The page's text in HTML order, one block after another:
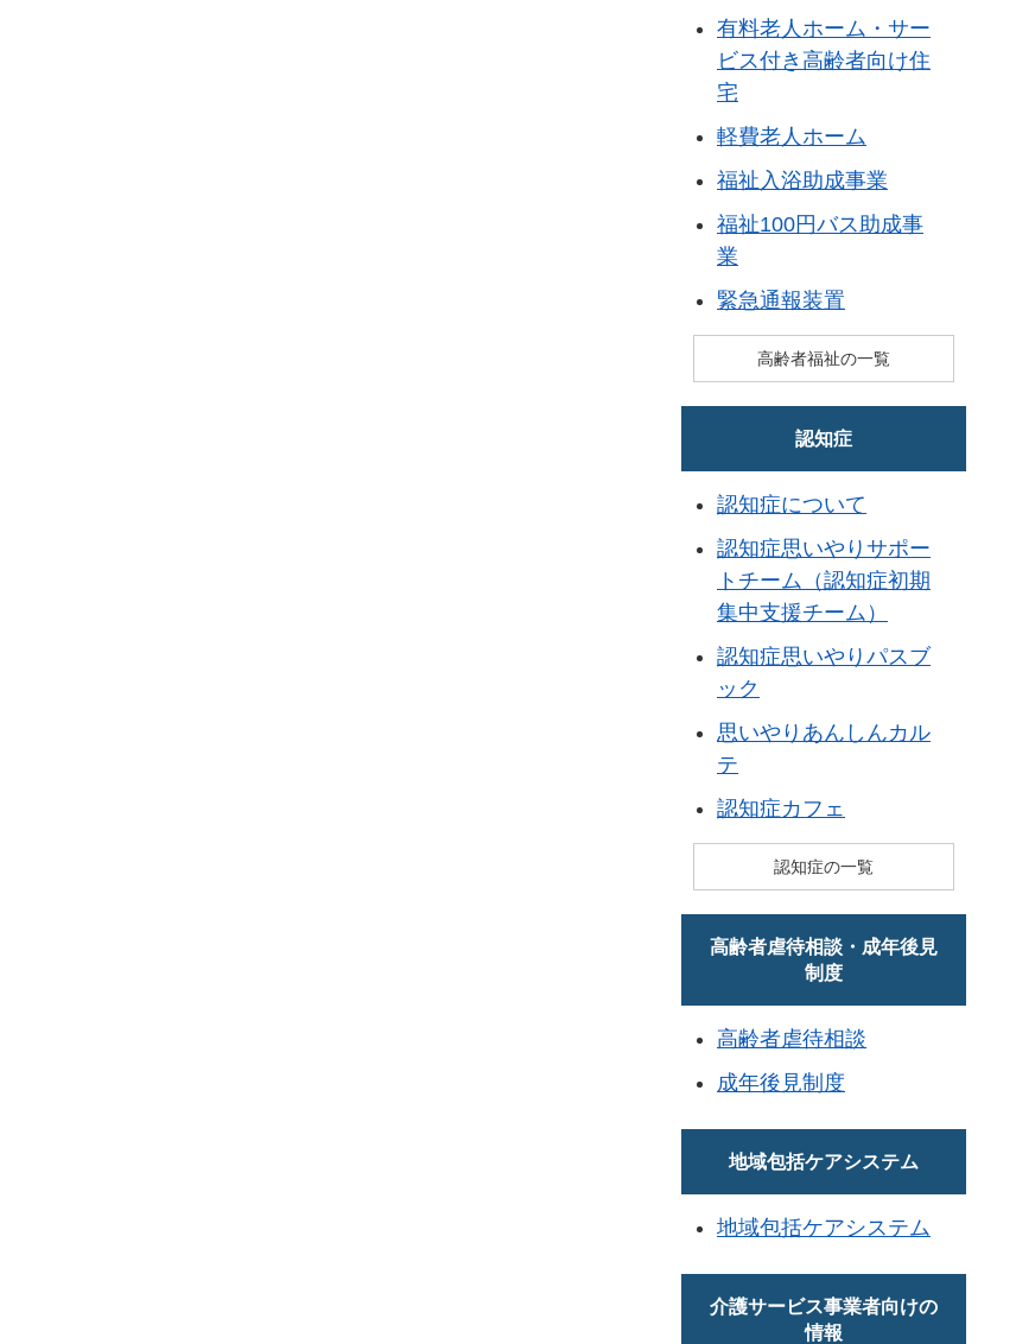
有料老人ホーム・サー
ビス付き高齢者向け住
宅
軽費老人ホーム
福祉入浴助成事業
福祉100円バス助成事
業
緊急通報装置
高齢者福祉の一覧
認知症
認知症について
認知症思いやりサポー
トチーム（認知症初期
集中支援チーム）
認知症思いやりパスブ
ック
思いやりあんしんカル
テ
認知症カフェ
認知症の一覧
高齢者虐待相談・成年後見
制度
高齢者虐待相談
成年後見制度
地域包括ケアシステム
地域包括ケアシステム
介護サービス事業者向けの
情報